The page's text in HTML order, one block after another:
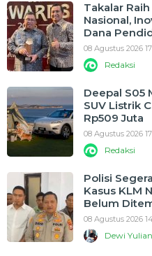
Takalar
Nasional,
Dana
08 Agustus 2026
Redaksi
Deepal S05
SUV Listrik
Rp509 Juta
08 Agustus 2026
Redaksi
Polisi
Kasus KLM
Belum
08 Agustus 2026
Dewi